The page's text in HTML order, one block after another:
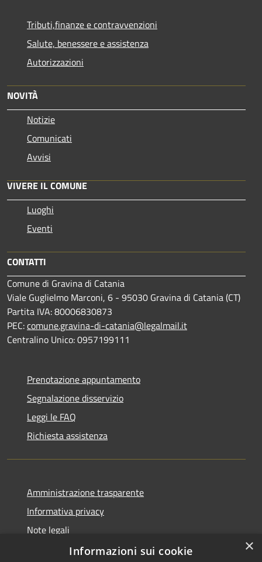
Tributi,finanze e contravvenzioni
Salute, benessere e assistenza
Autorizzazioni
NOVITÀ
Notizie
Comunicati
Avvisi
VIVERE IL COMUNE
Luoghi
Eventi
CONTATTI
Comune di Gravina di Catania
Viale Guglielmo Marconi, 6 - 95030 Gravina di Catania (CT)
Partita IVA: 80006830873
PEC:comune.gravina-di-catania@legalmail.it
Centralino Unico: 0957199111
Prenotazione appuntamento
Segnalazione disservizio
Leggi le FAQ
Richiesta assistenza
Amministrazione trasparente
Informativa privacy
Note legali
Dichiarazione di accessibilità
×
Informazioni sui cookie